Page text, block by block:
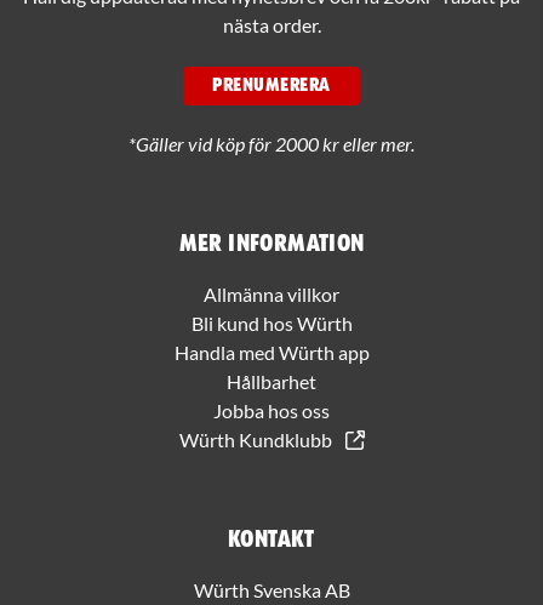
Mer information
Allmänna villkor
Bli kund hos Würth
Handla med Würth app
Hållbarhet
Jobba hos oss
Würth Kundklubb
Kontakt
Würth Svenska AB
nästa order.
PRENUMERERA
*Gäller vid köp för 2000 kr eller mer.